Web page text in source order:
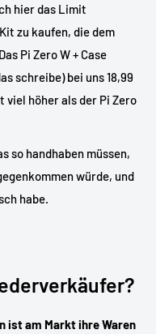
hier das Limit
zu kaufen, die dem
Pi Zero W + Case
schreibe) bei uns 18,99
viel höher als der Pi Zero
so handhaben müssen,
würde, und
habe.
ist am Markt ihre Waren